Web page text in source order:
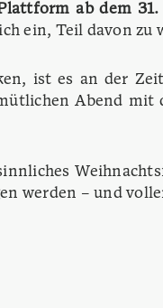
ab dem
ein, Teil davon
ist es an der
Abend
werden – und